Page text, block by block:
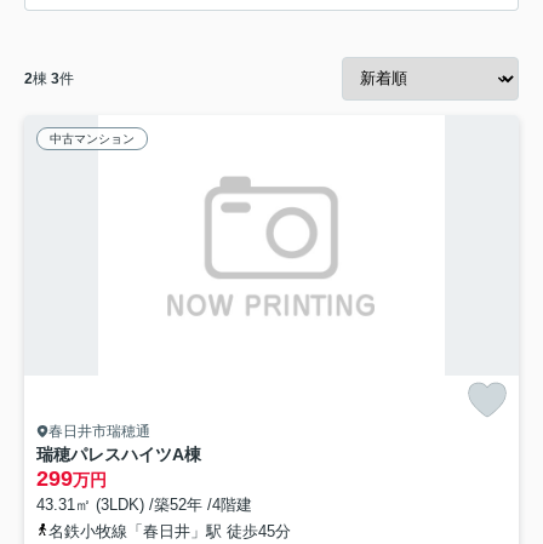
2棟 3件
中古マンション
春日井市瑞穂通
瑞穂パレスハイツA棟
299万円
43.31㎡ (3LDK) /築52年 /4階建
名鉄小牧線「春日井」駅 徒歩45分